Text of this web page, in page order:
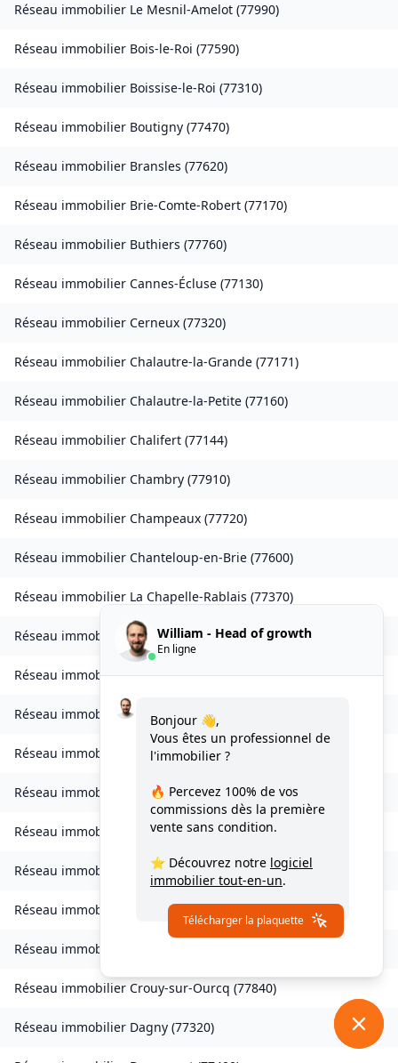
Réseau immobilier Le Mesnil-Amelot (77990)
Réseau immobilier Bois-le-Roi (77590)
Réseau immobilier Boissise-le-Roi (77310)
Réseau immobilier Boutigny (77470)
Réseau immobilier Bransles (77620)
Réseau immobilier Brie-Comte-Robert (77170)
Réseau immobilier Buthiers (77760)
Réseau immobilier Cannes-Écluse (77130)
Réseau immobilier Cerneux (77320)
Réseau immobilier Chalautre-la-Grande (77171)
Réseau immobilier Chalautre-la-Petite (77160)
Réseau immobilier Chalifert (77144)
Réseau immobilier Chambry (77910)
Réseau immobilier Champeaux (77720)
Réseau immobilier Chanteloup-en-Brie (77600)
Réseau immobilier La Chapelle-Rablais (77370)
Réseau immobilierLes Chapelles-Bourbon(77610)
Réseau immobilierCharmentray(77410)
Réseau immobilierCharny(77410)
Réseau immobilier Chessy(77700)
Réseau immobilier Combs-la-Ville( 77380 )
Réseau immobilier Compans (77290)
Réseau immobilier Condé-Sainte-Libiaire ( 77450)
Réseau immobilier Coupvray
Réseau immobilier
Réseau immobilier Crouy-sur-Ourcq (77840)
Réseau immobilier Dagny (77320)
William - Head of growth
En ligne
Bonjour 👋,
Vous êtes un professionnel de
l'immobilier ?
🔥 Percevez 100% de vos
commissions dès la première
vente sans condition.
⭐ Découvrez notre logiciel
immobilier tout-en-un.
Télécharger la plaquette